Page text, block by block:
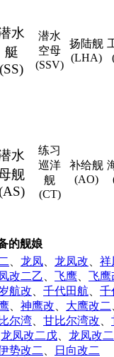
水
艇
(SS)
潜水
空母
(SSV)
扬陆舰
(LHA)
水
舰
练习
巡洋
舰
(CT)
补给舰
(AO)
的舰娘
龙凤 龙凤改
祥
改二乙 飞鹰
飞鹰
航改 千代田航
千
神鹰改 大鹰改二
尔湾 甘比尔湾改
龙凤改二戊
龙凤改二
势改二
日向改二